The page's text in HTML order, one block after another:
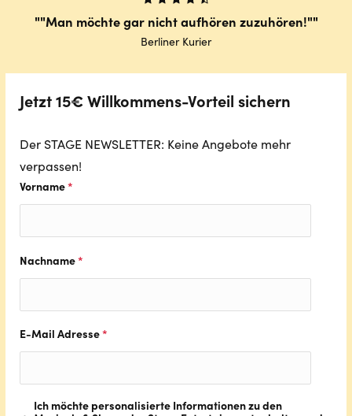
"Man möchte gar nicht aufhören zuzuhören!"
Berliner Kurier
Jetzt 15€ Willkommens-Vorteil sichern
Der STAGE NEWSLETTER: Keine Angebote mehr
verpassen!
Vorname*
Nachname*
E-Mail Adresse*
Ich möchte personalisierte Informationen zu den